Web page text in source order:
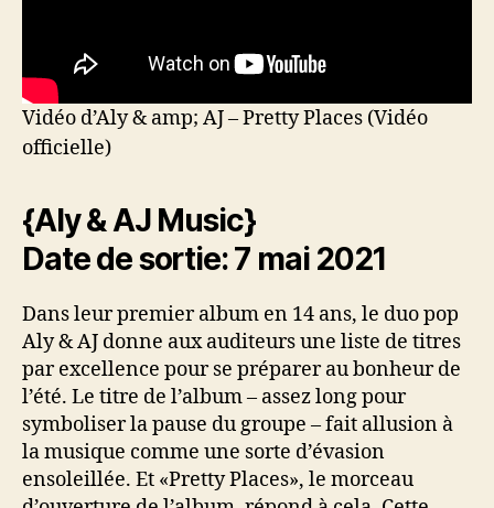
Vidéo d’Aly & amp; AJ – Pretty Places (Vidéo
officielle)
{Aly & AJ Music}
Date de sortie: 7 mai 2021
Dans leur premier album en 14 ans, le duo pop
Aly & AJ donne aux auditeurs une liste de titres
par excellence pour se préparer au bonheur de
l’été. Le titre de l’album – assez long pour
symboliser la pause du groupe – fait allusion à
la musique comme une sorte d’évasion
ensoleillée. Et «Pretty Places», le morceau